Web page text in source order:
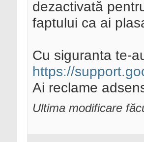
dezactivată
faptului ca ai
Cu siguranta te-
https://
Ai reclame
Ultima modificare